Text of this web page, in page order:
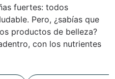
fuertes: todos
Pero, ¿sabías que
productos de belleza?
con los nutrientes